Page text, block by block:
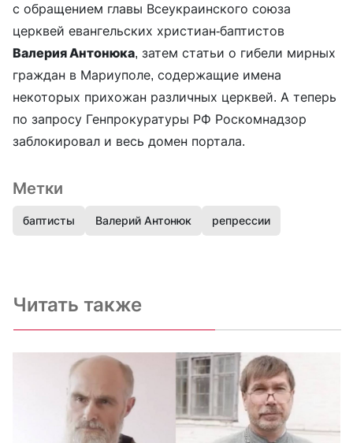
с обращением главы Всеукраинского союза
церквей евангельских христиан-баптистов
Валерия Антонюка, затем статьи о гибели мирных
граждан в Мариуполе, содержащие имена
некоторых прихожан различных церквей. А теперь
по запросу Генпрокуратуры РФ Роскомнадзор
заблокировал и весь домен портала.
Метки
баптисты Валерий Антонюк репрессии
Читать также